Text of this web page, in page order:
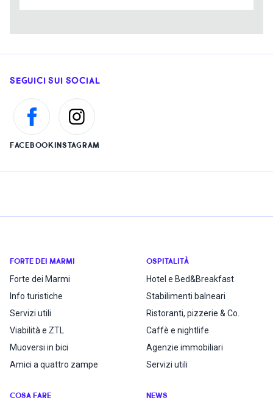
SEGUICI SUI SOCIAL
FACEBOOKINSTAGRAM
FORTE DEI MARMI
Forte dei Marmi
Info turistiche
Servizi utili
Viabilità e ZTL
Muoversi in bici
Amici a quattro zampe
OSPITALITÀ
Hotel e Bed&Breakfast
Stabilimenti balneari
Ristoranti, pizzerie & Co.
Caffè e nightlife
Agenzie immobiliari
Servizi utili
COSA FARE NEWS